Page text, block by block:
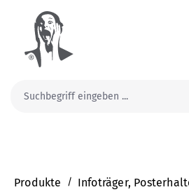
springen
Produkte / Infoträger,